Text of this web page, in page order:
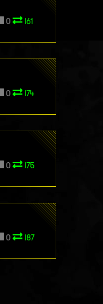
0 I61
0 I74
0 I75
0 I87